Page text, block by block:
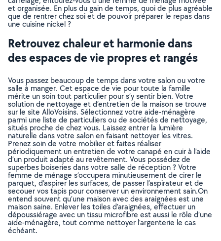
et organisée. En plus du gain de temps, quoi de plus agréable
que de rentrer chez soi et de pouvoir préparer le repas dans
une cuisine nickel ?
Retrouvez chaleur et harmonie dans
des espaces de vie propres et rangés
Vous passez beaucoup de temps dans votre salon ou votre
salle à manger. Cet espace de vie pour toute la famille
mérite un soin tout particulier pour s’y sentir bien. Votre
solution de nettoyage et d’entretien de la maison se trouve
sur le site AlloVoisins. Sélectionnez votre aide-ménagère
parmi une liste de particuliers ou de sociétés de nettoyage,
situés proche de chez vous. Laissez entrer la lumière
naturelle dans votre salon en faisant nettoyer les vitres.
Prenez soin de votre mobilier et faites réaliser
périodiquement un entretien de votre canapé en cuir à l’aide
d’un produit adapté au revêtement. Vous possédez de
superbes boiseries dans votre salle de réception ? Votre
femme de ménage s’occupera minutieusement de cirer le
parquet, d’aspirer les surfaces, de passer l’aspirateur et de
secouer vos tapis pour conserver un environnement sain.On
entend souvent qu’une maison avec des araignées est une
maison saine. Enlever les toiles d’araignées, effectuer un
dépoussiérage avec un tissu microfibre est aussi le rôle d’une
aide-ménagère, tout comme nettoyer l’argenterie le cas
échéant.